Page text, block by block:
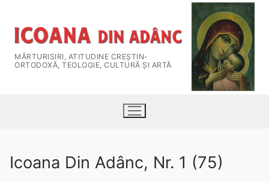
MĂRTURISIRI, ATITUDINE CREŞTIN-
ORTODOXĂ, TEOLOGIE, CULTURĂ ȘI ARTĂ
Icoana Din Adânc, Nr. 1 (75)